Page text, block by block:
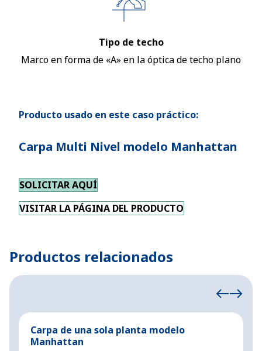
Tipo de techo
Marco en forma de «A» en la óptica de techo plano
Producto usado en este caso práctico:
Carpa Multi Nivel modelo Manhattan
SOLICITAR AQUÍ
VISITAR LA PÁGINA DEL PRODUCTO
Productos relacionados
Carpa de una sola planta modelo
Manhattan